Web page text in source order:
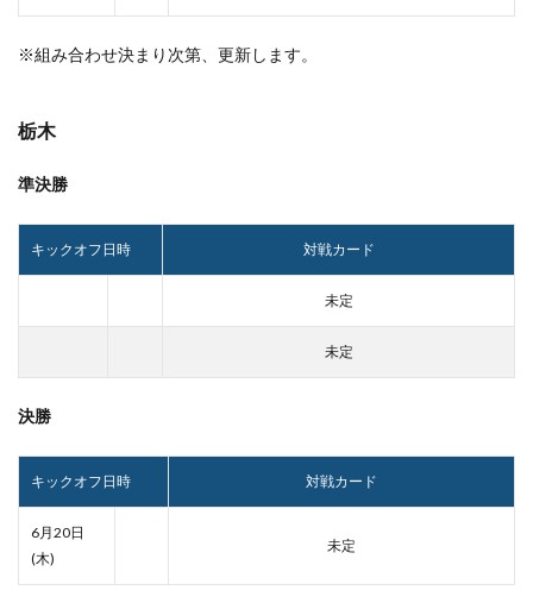
※組み合わせ決まり次第、更新します。
栃木
準決勝
キックオフ日時 対戦カード
未定
未定
決勝
キックオフ日時 対戦カード
6月20日
(木)
未定